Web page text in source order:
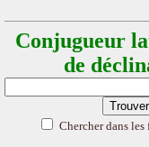
Conjugueur
de
Chercher dans